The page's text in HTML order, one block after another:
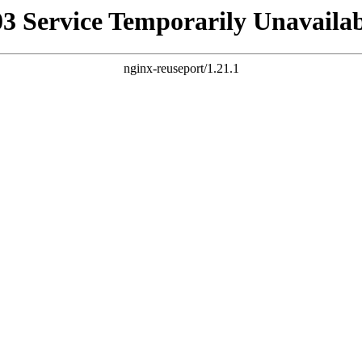
Service Temporarily
nginx-reuseport/1.21.1